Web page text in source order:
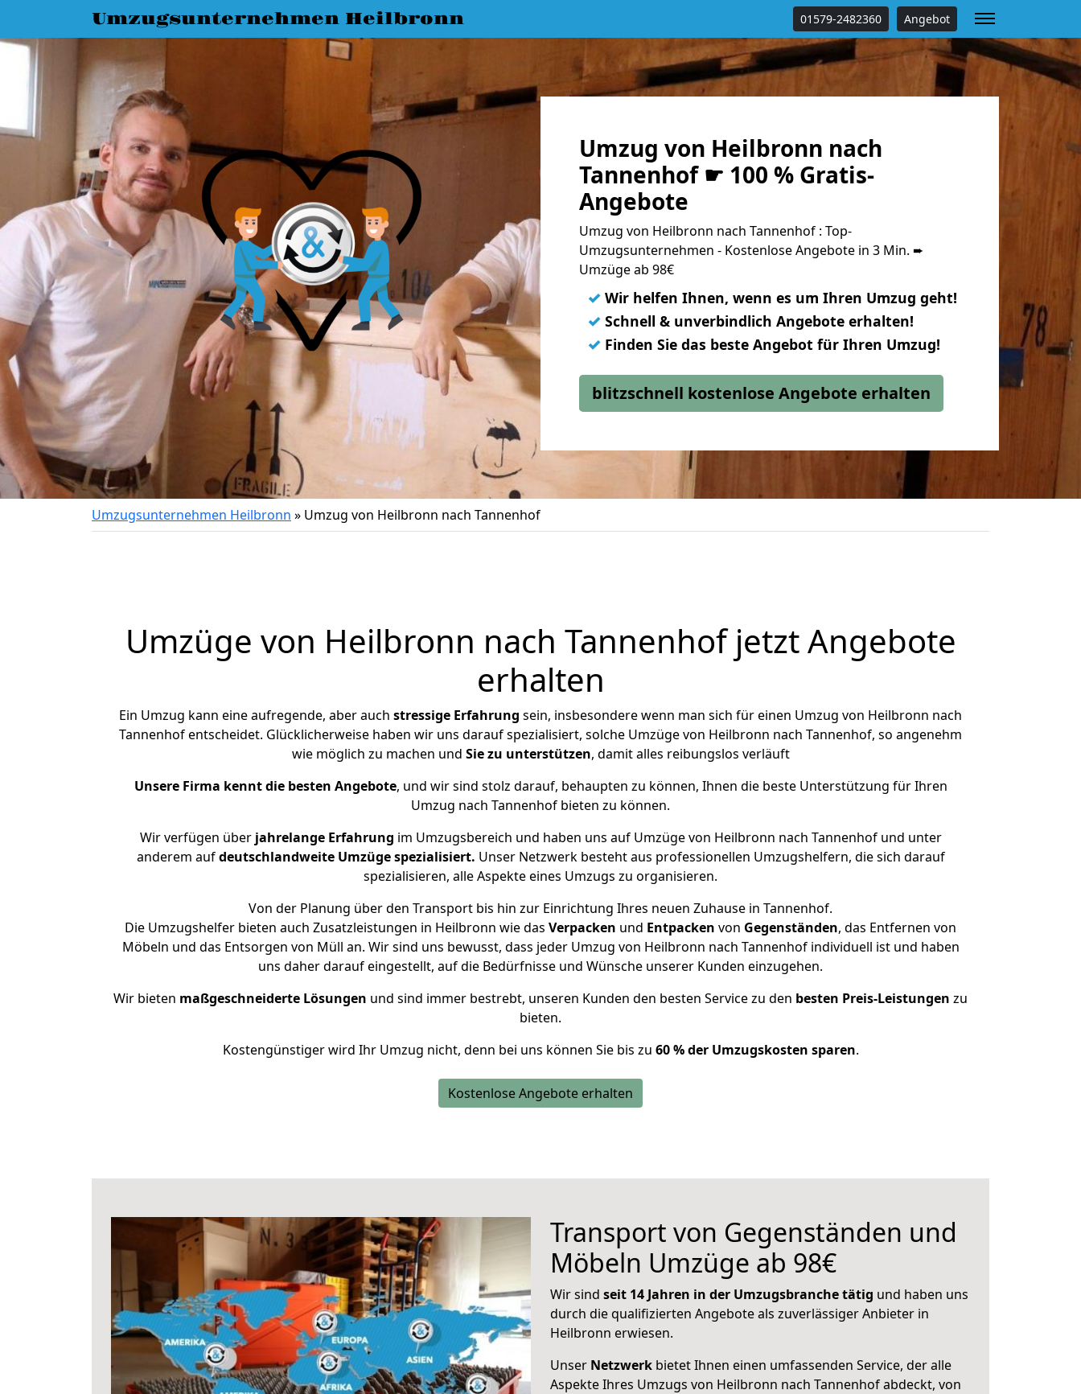
Umzugsunternehmen Heilbronn 01579-2482360 Angebot
Umzug von Heilbronn nach
Tannenhof ☛ 100 % Gratis-
Angebote
Umzug von Heilbronn nach Tannenhof : Top-
Umzugsunternehmen - Kostenlose Angebote in 3 Min. ➨
Umzüge ab 98€
✓ Wir helfen Ihnen, wenn es um Ihren Umzug geht!
✓ Schnell & unverbindlich Angebote erhalten!
✓ Finden Sie das beste Angebot für Ihren Umzug!
blitzschnell kostenlose Angebote erhalten
Umzugsunternehmen Heilbronn » Umzug von Heilbronn nach Tannenhof
Umzüge von Heilbronn nach Tannenhof jetzt Angebote
erhalten
Ein Umzug kann eine aufregende, aber auch stressige Erfahrung sein, insbesondere wenn man sich für einen Umzug von Heilbronn nach
Tannenhof entscheidet. Glücklicherweise haben wir uns darauf spezialisiert, solche Umzüge von Heilbronn nach Tannenhof, so angenehm
wie möglich zu machen und Sie zu unterstützen, damit alles reibungslos verläuft
Unsere Firma kennt die besten Angebote, und wir sind stolz darauf, behaupten zu können, Ihnen die beste Unterstützung für Ihren
Umzug nach Tannenhof bieten zu können.
Wir verfügen überjahrelange Erfahrung im Umzugsbereich und haben uns auf Umzüge von Heilbronn nach Tannenhof und unter
anderem aufdeutschlandweite Umzüge spezialisiert. Unser Netzwerk besteht aus professionellen Umzugshelfern, die sich darauf
spezialisieren, alle Aspekte eines Umzugs zu organisieren.
Von der Planung über den Transport bis hin zur Einrichtung Ihres neuen Zuhause in Tannenhof.
Die Umzugshelfer bieten auch Zusatzleistungen in Heilbronn wie das Verpacken und Entpacken von Gegenständen, das Entfernen von
Möbeln und das Entsorgen von Müll an. Wir sind uns bewusst, dass jeder Umzug von Heilbronn nach Tannenhof individuell ist und haben
uns daher darauf eingestellt, auf die Bedürfnisse und Wünsche unserer Kunden einzugehen.
Wir bieten maßgeschneiderte Lösungen und sind immer bestrebt, unseren Kunden den besten Service zu den besten Preis-Leistungen zu
bieten.
Kostengünstiger wird Ihr Umzug nicht, denn bei uns können Sie bis zu 60 % der Umzugskosten sparen.
Kostenlose Angebote erhalten
Transport von Gegenständen und
Möbeln Umzüge ab 98€
Wir sind seit 14 Jahren in der Umzugsbranche tätig und haben uns
durch die qualifizierten Angebote als zuverlässiger Anbieter in
Heilbronn erwiesen.
Unser Netzwerk bietet Ihnen einen umfassenden Service, der alle
Aspekte Ihres Umzugs von Heilbronn nach Tannenhof abdeckt, von